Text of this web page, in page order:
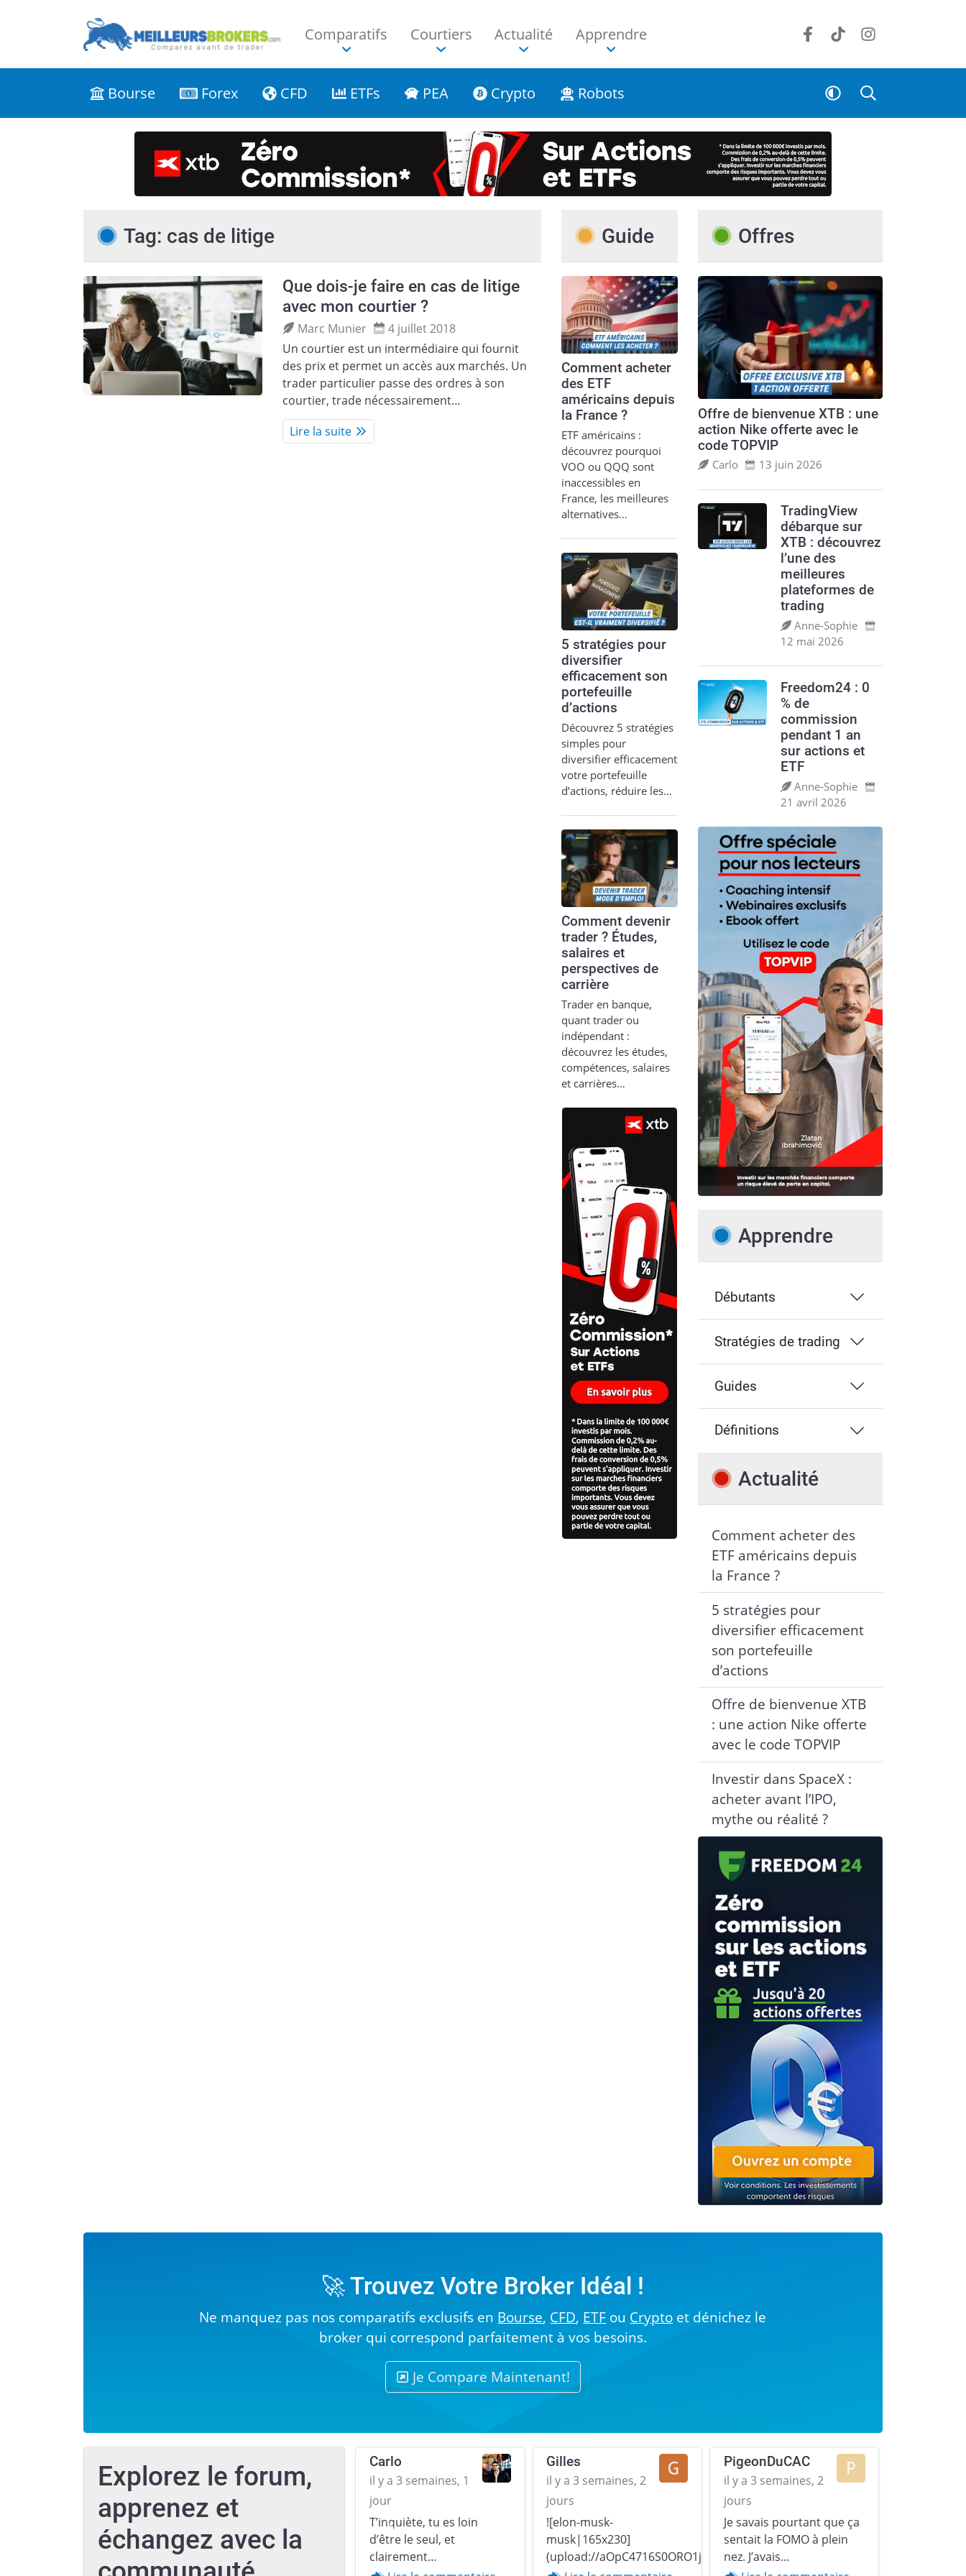
Comparatifs Courtiers Actualité Apprendre
Bourse Forex CFD ETFs PEA Crypto Robots
Tag: cas de litige
Que dois-je faire en cas de litige
avec mon courtier ?
Marc Munier
4 juillet 2018
Un courtier est un intermédiaire qui fournit
des prix et permet un accès aux marchés. Un
trader particulier passe des ordres à son
courtier, trade nécessairement…
Lire la suite
Guide
Comment acheter
des ETF
américains depuis
la France ?
ETF américains :
découvrez pourquoi
VOO ou QQQ sont
inaccessibles en
France, les meilleures
alternatives…
5 stratégies pour
diversifier
efficacement son
portefeuille
d’actions
Découvrez 5 stratégies
simples pour
diversifier efficacement
votre portefeuille
d’actions, réduire les…
Comment devenir
trader ? Études,
salaires et
perspectives de
carrière
Trader en banque,
quant trader ou
indépendant :
découvrez les études,
compétences, salaires
et carrières…
Offres
Offre de bienvenue XTB : une
action Nike offerte avec le
code TOPVIP
Carlo 13 juin 2026
TradingView
débarque sur
XTB : découvrez
l’une des
meilleures
plateformes de
trading
Anne‑Sophie
12 mai 2026
Freedom24 : 0
% de
commission
pendant 1 an
sur actions et
ETF
Anne‑Sophie
21 avril 2026
Apprendre
Débutants
Stratégies de trading
Guides
Définitions
Actualité
Comment acheter des
ETF américains depuis
la France ?
5 stratégies pour
diversifier efficacement
son portefeuille
d’actions
Offre de bienvenue XTB
: une action Nike offerte
avec le code TOPVIP
Investir dans SpaceX :
acheter avant l’IPO,
mythe ou réalité ?
🚀 Trouvez Votre Broker Idéal !
Ne manquez pas nos comparatifs exclusifs en Bourse, CFD, ETF ou Crypto et dénichez le
broker qui correspond parfaitement à vos besoins.
Je Compare Maintenant!
Explorez le forum,
apprenez et
échangez avec la
Carlo
il y a 3 semaines, 1
jour
T’inquiète, tu es loin
d’être le seul, et
clairement…
Gilles
il y a 3 semaines, 2
jours
![elon-musk-
musk|165x230]
(upload://aOpC4716S0ORO1jp379u2YZgqr1.gif)
PigeonDuCAC
il y a 3 semaines, 2
jours
Je savais pourtant que ça
sentait la FOMO à plein
nez. J’avais…
Previous Next